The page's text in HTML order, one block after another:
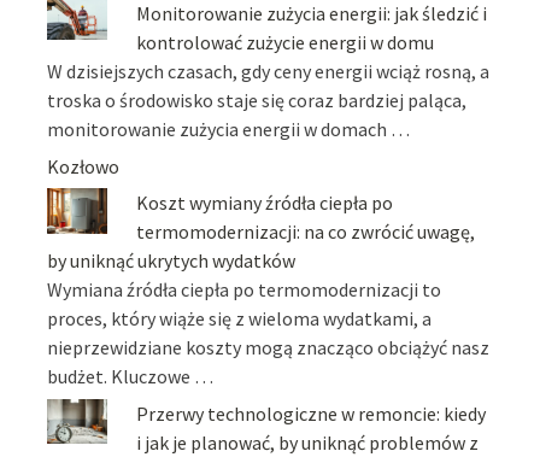
Monitorowanie zużycia energii: jak śledzić i
kontrolować zużycie energii w domu
W dzisiejszych czasach, gdy ceny energii wciąż rosną, a
troska o środowisko staje się coraz bardziej paląca,
monitorowanie zużycia energii w domach …
Kozłowo
Koszt wymiany źródła ciepła po
termomodernizacji: na co zwrócić uwagę,
by uniknąć ukrytych wydatków
Wymiana źródła ciepła po termomodernizacji to
proces, który wiąże się z wieloma wydatkami, a
nieprzewidziane koszty mogą znacząco obciążyć nasz
budżet. Kluczowe …
Przerwy technologiczne w remoncie: kiedy
i jak je planować, by uniknąć problemów z